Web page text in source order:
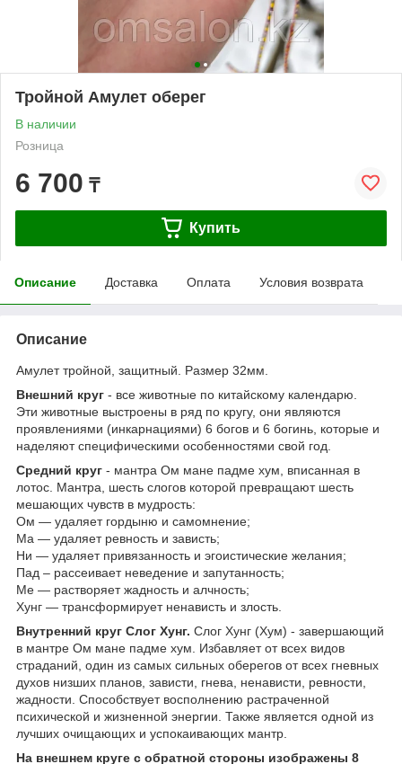
Тройной Амулет оберег
В наличии
Розница
6 700 ₸
Купить
Описание Доставка Оплата Условия возврата
Описание
Амулет тройной, защитный. Размер 32мм.
Внешний круг - все животные по китайскому календарю.
Эти животные выстроены в ряд по кругу, они являются
проявлениями (инкарнациями) 6 богов и 6 богинь, которые и
наделяют специфическими особенностями свой год.
Средний круг - мантра Ом мане падме хум, вписанная в
лотос. Мантра, шесть слогов которой превращают шесть
мешающих чувств в мудрость:
Ом — удаляет гордыню и самомнение;
Ма — удаляет ревность и зависть;
Ни — удаляет привязанность и эгоистические желания;
Пад – рассеивает неведение и запутанность;
Ме — растворяет жадность и алчность;
Хунг — трансформирует ненависть и злость.
Внутренний круг Слог Хунг. Слог Хунг (Хум) - завершающий
в мантре Ом мане падме хум. Избавляет от всех видов
страданий, один из самых сильных оберегов от всех гневных
духов низших планов, зависти, гнева, ненависти, ревности,
жадности. Способствует восполнению растраченной
психической и жизненной энергии. Также является одной из
лучших очищающих и успокаивающих мантр.
На внешнем круге с обратной стороны изображены 8